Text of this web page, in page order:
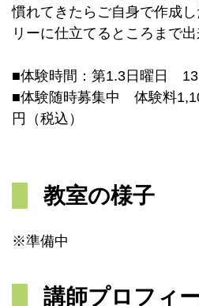
慣れてきたらご自身で作成
リーに仕立てるところまで
■体験時間：第1.3日曜日
■体験随時募集中 体験料
円（税込）
教室の様子
※準備中
講師プロフィ